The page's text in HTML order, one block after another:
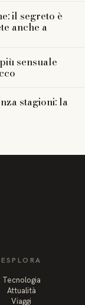
il segreto è
anche a
sensuale
stagioni: la
ESPLORA
Tecnologia
Attualità
Viaggi